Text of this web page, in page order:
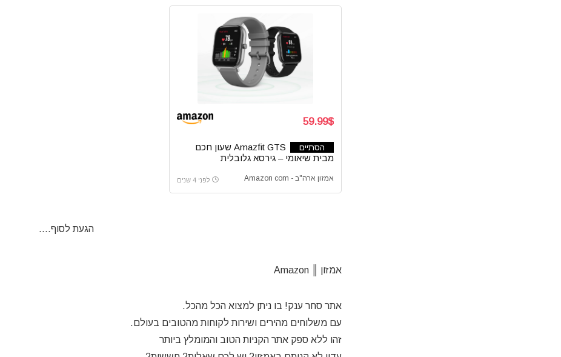
59.99$
הסתיים
Amazfit GTS שעון חכם
מבית שיאומי – גירסא גלובלית
אמזון ארה"ב - Amazon com לפני 4 שנים
הגעת לסוף....
אמזון ║ Amazon
אתר סחר ענק! בו ניתן למצוא הכל מהכל.
עם משלוחים מהירים ושירות לקוחות מהטובים בעולם.
זהו ללא ספק אתר הקניות הטוב והמומלץ ביותר